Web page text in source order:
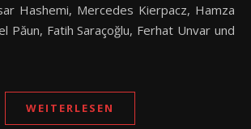
Hashemi, Mercedes Kierpacz, Hamza
Păun, Fatih Saraçoğlu, Ferhat Unvar und
WEITERLESEN